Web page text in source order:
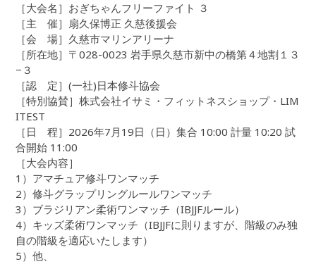
［大会名］おぎちゃんフリーファイト ３
［主 催］扇久保博正 久慈後援会
［会 場］久慈市マリンアリーナ
［所在地］〒028-0023 岩手県久慈市新中の橋第４地割１３
−３
［認 定］(一社)日本修斗協会
［特別協賛］株式会社イサミ・フィットネスショップ・LIM
ITEST
［日 程］2026年7月19日（日）集合 10:00 計量 10:20 試
合開始 11:00
［大会内容］
1）アマチュア修斗ワンマッチ
2）修斗グラップリングルールワンマッチ
3）ブラジリアン柔術ワンマッチ（IBJJFルール）
4）キッズ柔術ワンマッチ（IBJJFに則りますが、階級のみ独
自の階級を適応いたします）
5）他、